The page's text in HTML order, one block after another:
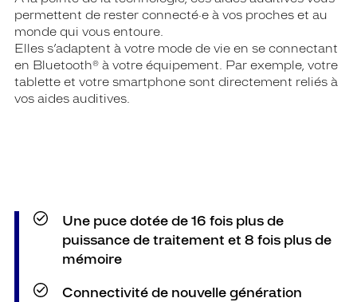
permettent de rester connecté·e à vos proches et au
monde qui vous entoure.
Elles s’adaptent à votre mode de vie en se connectant
en Bluetooth® à votre équipement. Par exemple, votre
tablette et votre smartphone sont directement reliés à
vos aides auditives.
Une puce dotée de 16 fois plus de
puissance de traitement et 8 fois plus de
mémoire
Connectivité de nouvelle génération